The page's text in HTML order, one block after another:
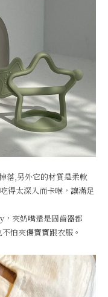
落,另外它的材質是柔軟
得太深入而卡喉，讓滿足
，夾奶嘴還是固齒器都
怕夾傷寶寶跟衣服。